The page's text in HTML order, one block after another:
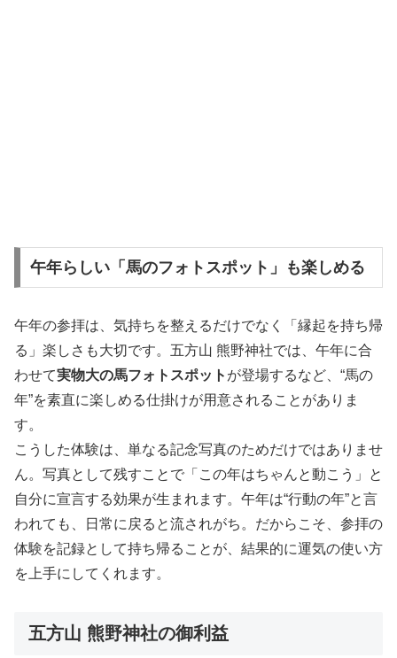
午年らしい「馬のフォトスポット」も楽しめる
午年の参拝は、気持ちを整えるだけでなく「縁起を持ち帰
る」楽しさも大切です。五方山 熊野神社では、午年に合
わせて実物大の馬フォトスポット が登場するなど、“馬の
年”を素直に楽しめる仕掛けが用意されることがありま
す。
こうした体験は、単なる記念写真のためだけではありませ
ん。写真として残すことで「この年はちゃんと動こう」と
自分に宣言する効果が生まれます。午年は“行動の年”と言
われても、日常に戻ると流されがち。だからこそ、参拝の
体験を記録として持ち帰ることが、結果的に運気の使い方
を上手にしてくれます。
五方山 熊野神社の御利益